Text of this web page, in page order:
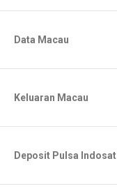
Data Macau
Keluaran Macau
Deposit Pulsa Indosat